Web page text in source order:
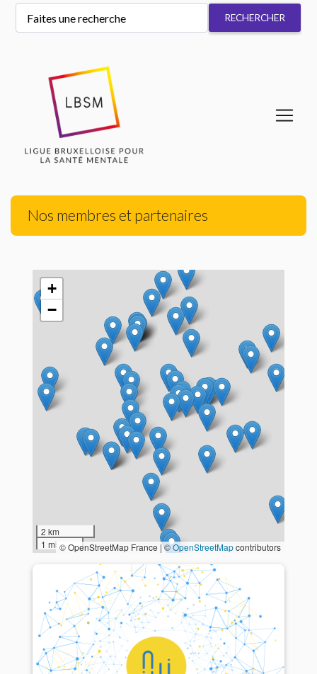
Nos membres et partenaires
+
−
2 km
1 mi © OpenStreetMap France | ©OpenStreetMapcontributors